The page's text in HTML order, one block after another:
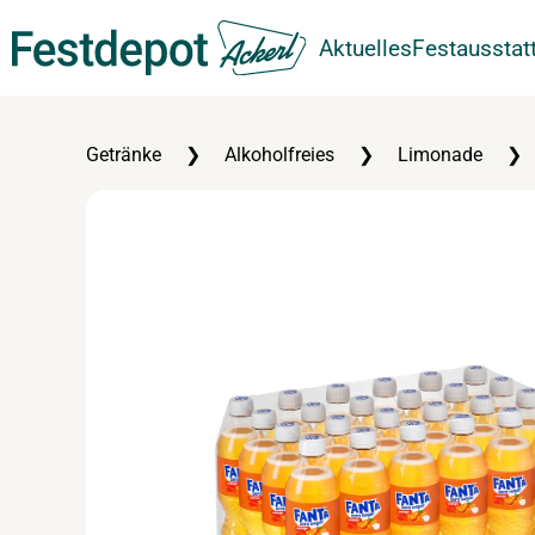
Zum Hauptinhalt springen Aktuelles
Getränke Alkoholfreies Limonade